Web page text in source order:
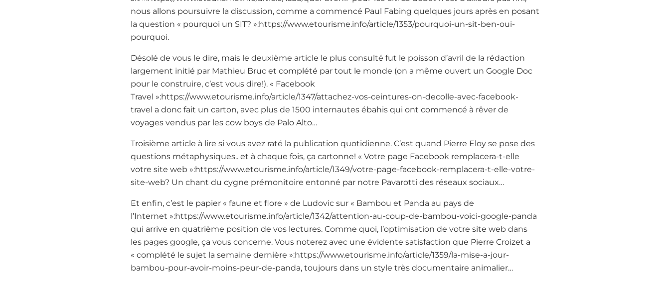
nous allons poursuivre la discussion, comme a commencé Paul Fabing quelques jours après en posant
la question « pourquoi un SIT? »:https://www.etourisme.info/article/1353/pourquoi-un-sit-ben-oui-
pourquoi.
Désolé de vous le dire, mais le deuxième article le plus consulté fut le poisson d’avril de la rédaction
largement initié par Mathieu Bruc et complété par tout le monde (on a même ouvert un Google Doc
pour le construire, c’est vous dire!). « Facebook
Travel »:https://www.etourisme.info/article/1347/attachez-vos-ceintures-on-decolle-avec-facebook-
travel a donc fait un carton, avec plus de 1500 internautes ébahis qui ont commencé à rêver de
voyages vendus par les cow boys de Palo Alto…
Troisième article à lire si vous avez raté la publication quotidienne. C’est quand Pierre Eloy se pose des
questions métaphysiques.. et à chaque fois, ça cartonne! « Votre page Facebook remplacera-t-elle
votre site web »:https://www.etourisme.info/article/1349/votre-page-facebook-remplacera-t-elle-votre-
site-web? Un chant du cygne prémonitoire entonné par notre Pavarotti des réseaux sociaux…
Et enfin, c’est le papier « faune et flore » de Ludovic sur « Bambou et Panda au pays de
l’Internet »:https://www.etourisme.info/article/1342/attention-au-coup-de-bambou-voici-google-panda
qui arrive en quatrième position de vos lectures. Comme quoi, l’optimisation de votre site web dans
les pages google, ça vous concerne. Vous noterez avec une évidente satisfaction que Pierre Croizet a
« complété le sujet la semaine dernière »:https://www.etourisme.info/article/1359/la-mise-a-jour-
bambou-pour-avoir-moins-peur-de-panda, toujours dans un style très documentaire animalier…